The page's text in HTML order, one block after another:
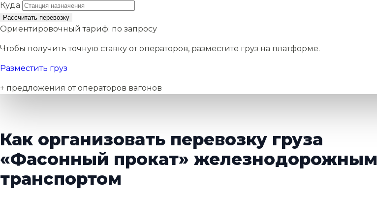
Куда
Рассчитать перевозку
Ориентировочный тариф: по запросу
Чтобы получить точную ставку от операторов, разместите груз на платформе.
Разместить груз
+ предложения от операторов вагонов
Как организовать перевозку груза
«Фасонный прокат» железнодорожным
транспортом